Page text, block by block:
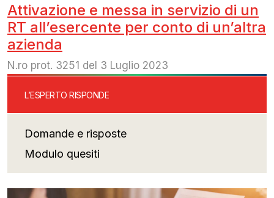
Attivazione e messa in servizio di un
RT all’esercente per conto di un’altra
azienda
N.ro prot. 3251 del 3 Luglio 2023
L’ESPERTO RISPONDE
Domande e risposte
Modulo quesiti